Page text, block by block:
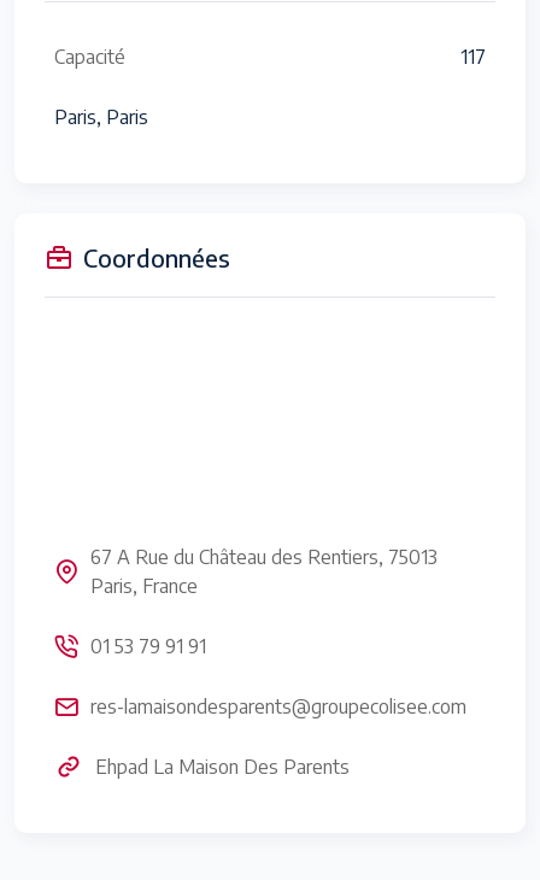
Capacité 117
Paris, Paris
Coordonnées
67 A Rue du Château des Rentiers, 75013
Paris, France
01 53 79 91 91
res-lamaisondesparents@groupecolisee.com
Ehpad La Maison Des Parents